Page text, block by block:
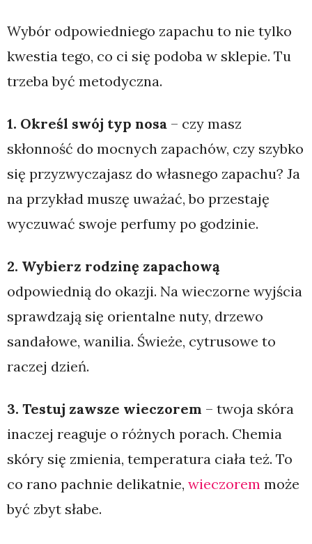
Wybór odpowiedniego zapachu to nie tylko
kwestia tego, co ci się podoba w sklepie. Tu
trzeba być metodyczna.
1. Określ swój typ nosa – czy masz
skłonność do mocnych zapachów, czy szybko
się przyzwyczajasz do własnego zapachu? Ja
na przykład muszę uważać, bo przestaję
wyczuwać swoje perfumy po godzinie.
2. Wybierz rodzinę zapachową
odpowiednią do okazji. Na wieczorne wyjścia
sprawdzają się orientalne nuty, drzewo
sandałowe, wanilia. Świeże, cytrusowe to
raczej dzień.
3. Testuj zawsze wieczorem – twoja skóra
inaczej reaguje o różnych porach. Chemia
skóry się zmienia, temperatura ciała też. To
co rano pachnie delikatnie, wieczorem może
być zbyt słabe.